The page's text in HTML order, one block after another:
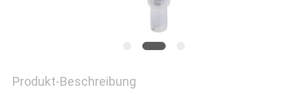
Produkt-Beschreibung